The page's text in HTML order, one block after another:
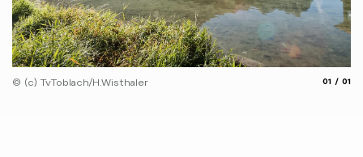
© (c) TvToblach/H.Wisthaler 01 01